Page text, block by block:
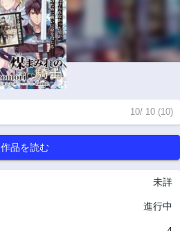
10/ 10 (10)
作品を読む
未詳
進行中